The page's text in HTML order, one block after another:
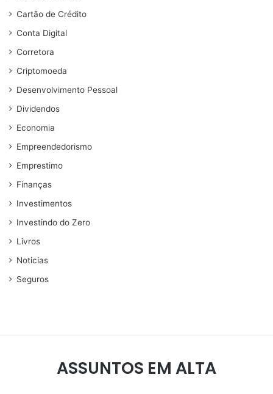
Cartão de Crédito
Conta Digital
Corretora
Criptomoeda
Desenvolvimento Pessoal
Dividendos
Economia
Empreendedorismo
Emprestimo
Finanças
Investimentos
Investindo do Zero
Livros
Noticias
Seguros
ASSUNTOS EM ALTA